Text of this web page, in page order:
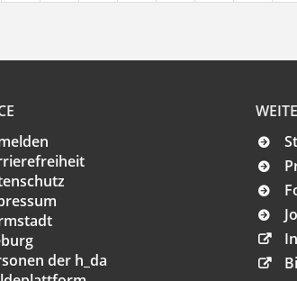
der h_da